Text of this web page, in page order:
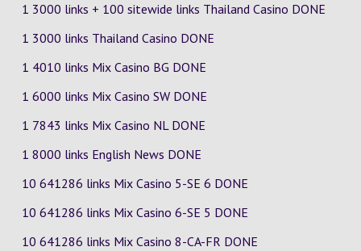
1 3000 links + 100 sitewide links Thailand Casino DONE
1 3000 links Thailand Casino DONE
1 4010 links Mix Casino BG DONE
1 6000 links Mix Casino SW DONE
1 7843 links Mix Casino NL DONE
1 8000 links English News DONE
10 641286 links Mix Casino 5-SE 6 DONE
10 641286 links Mix Casino 6-SE 5 DONE
10 641286 links Mix Casino 8-CA-FR DONE